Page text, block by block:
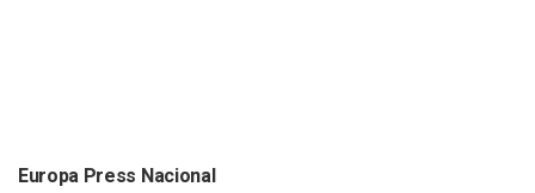
Europa Press Nacional